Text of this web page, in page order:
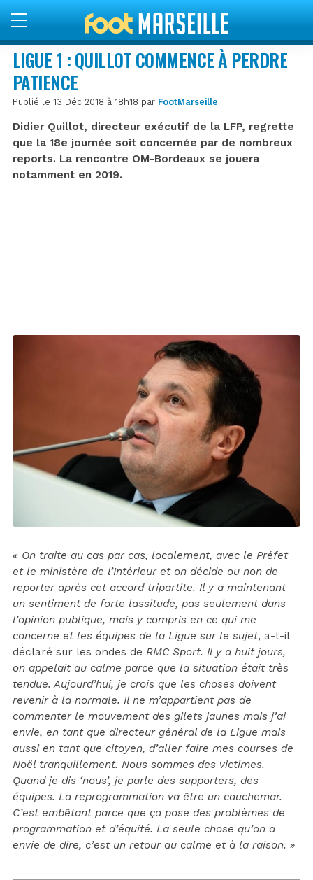
LIGUE 1 : QUILLOT COMMENCE À PERDRE
PATIENCE
Publié le 13 Déc 2018 à 18h18 par FootMarseille
Didier Quillot, directeur exécutif de la LFP, regrette
que la 18e journée soit concernée par de nombreux
reports. La rencontre OM-Bordeaux se jouera
notamment en 2019.
« On traite au cas par cas, localement, avec le Préfet
et le ministère de l’Intérieur et on décide ou non de
reporter après cet accord tripartite. Il y a maintenant
un sentiment de forte lassitude, pas seulement dans
l’opinion publique, mais y compris en ce qui me
concerne et les équipes de la Ligue sur le sujet, a-t-il
déclaré sur les ondes de RMC Sport. Il y a huit jours,
on appelait au calme parce que la situation était très
tendue. Aujourd’hui, je crois que les choses doivent
revenir à la normale. Il ne m’appartient pas de
commenter le mouvement des gilets jaunes mais j’ai
envie, en tant que directeur général de la Ligue mais
aussi en tant que citoyen, d’aller faire mes courses de
Noël tranquillement. Nous sommes des victimes.
Quand je dis ‘nous’, je parle des supporters, des
équipes. La reprogrammation va être un cauchemar.
C’est embêtant parce que ça pose des problèmes de
programmation et d’équité. La seule chose qu’on a
envie de dire, c’est un retour au calme et à la raison. »